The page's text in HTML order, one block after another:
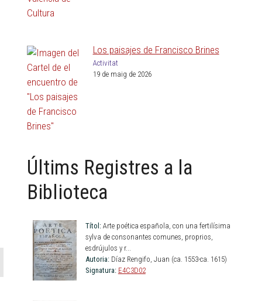
Los paisajes de Francisco Brines
Activitat
19 de maig de 2026
Últims Registres a la
Biblioteca
Títol:Arte poética española, con una fertilísima
sylva de consonantes comunes, proprios,
esdrújulos y r...
Autoria:Díaz Rengifo, Juan (ca. 1553-ca. 1615)
Signatura: E4C3D02